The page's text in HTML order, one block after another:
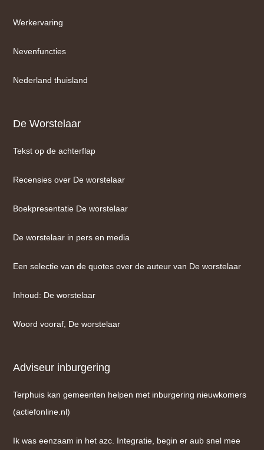
Werkervaring
Nevenfuncties
Nederland thuisland
De Worstelaar
Tekst op de achterflap
Recensies over De worstelaar
Boekpresentatie De worstelaar
De worstelaar in pers en media
Een selectie van de quotes over de auteur van De worstelaar
Inhoud: De worstelaar
Woord vooraf, De worstelaar
Adviseur inburgering
Terphuis kan gemeenten helpen met inburgering nieuwkomers
(actiefonline.nl)
Ik was eenzaam in het azc. Integratie, begin er aub snel mee